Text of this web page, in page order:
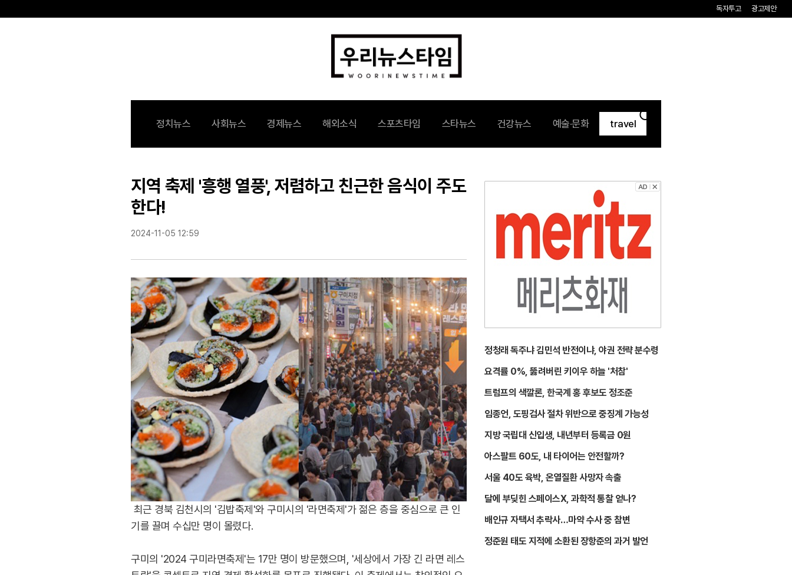
독자투고 광고제안
검
전
기
정치뉴스 사회뉴스 경제뉴스 해외소식 스포츠타임 스타뉴스 건강뉴스 예술·문화 travel
지역 축제 '흥행 열풍', 저렴하고 친근한 음식이 주도
한다!
2024-11-05 12:59
최근 경북 김천시의 '김밥축제'와 구미시의 '라면축제'가 젊은 층을 중심으로 큰 인
기를 끌며 수십만 명이 몰렸다.
구미의 '2024 구미라면축제'는 17만 명이 방문했으며, '세상에서 가장 긴 라면 레스
정청래 독주냐 김민석 반전이냐, 야권 전략 분수령
요격률 0%, 뚫려버린 키이우 하늘 '처참'
트럼프의 색깔론, 한국계 홍 후보도 정조준
임종언, 도핑검사 절차 위반으로 중징계 가능성
지방 국립대 신입생, 내년부터 등록금 0원
아스팔트 60도, 내 타이어는 안전할까?
서울 40도 육박, 온열질환 사망자 속출
달에 부딪힌 스페이스X, 과학적 통찰 얻나?
배인규 자택서 추락사…마약 수사 중 참변
정준원 태도 지적에 소환된 장항준의 과거 발언